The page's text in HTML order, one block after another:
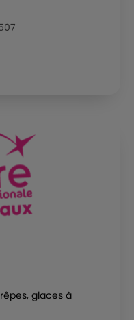
glaces à